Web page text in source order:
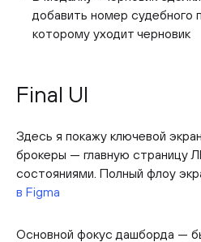
добавить номер судебного
которому уходит черновик
Final UI
Здесь я покажу ключевой
брокеры — главную страницу
состояниями. Полный флоу
в Figma
Основной фокус дашборда —